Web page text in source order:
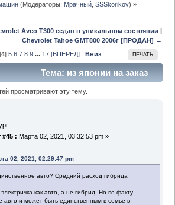
(Модераторы: Мрачный ,SSSkorikov) »
Aveo T300 седан в уникальном состоянии |
Chevrolet Tahoe GMT800 2006г [ПРОДАН] →
ПЕЧАТЬ
[4]5 6 7 8 9 ... 17 [ВПЕРЕД] Вниз
Тема: из японии на заказ
раз)
просматривают эту тему.
#45 : Марта 02, 2021, 03:32:53 pm »
02, 2021, 02:29:47 pm
авто? Средний расход гибрида
как авто, а не гибрид. Но по факту
авто и может быть единственным в семье в